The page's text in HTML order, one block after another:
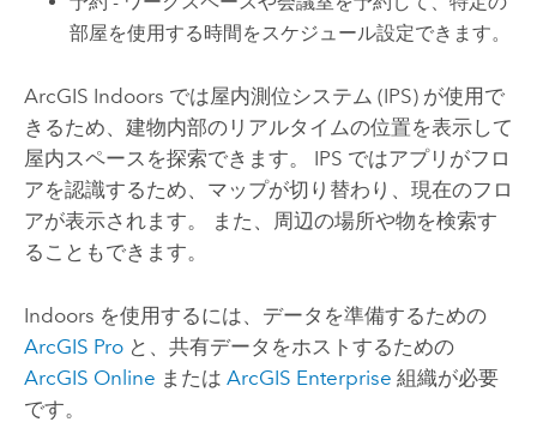
部屋を使用する時間をスケジュール設定できます。
ArcGIS Indoors では屋内測位システム (IPS) が使用で
きるため、建物内部のリアルタイムの位置を表示して
屋内スペースを探索できます。 IPS ではアプリがフロ
アを認識するため、マップが切り替わり、現在のフロ
アが表示されます。 また、周辺の場所や物を検索す
ることもできます。
Indoors を使用するには、データを準備するための
ArcGIS Proと、共有データをホストするための
ArcGIS Online または ArcGIS Enterprise 組織が必要
です。